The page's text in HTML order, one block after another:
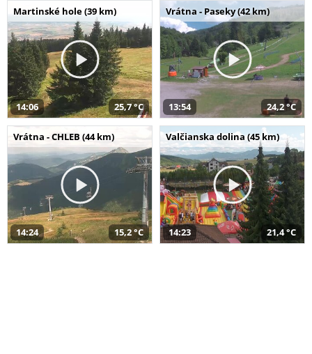
Martinské hole (39 km)
14:06 25,7 °C
Vrátna - Paseky (42 km)
13:54 24,2 °C
Vrátna - CHLEB (44 km)
14:24 15,2 °C
Valčianska dolina (45 km)
14:23 21,4 °C